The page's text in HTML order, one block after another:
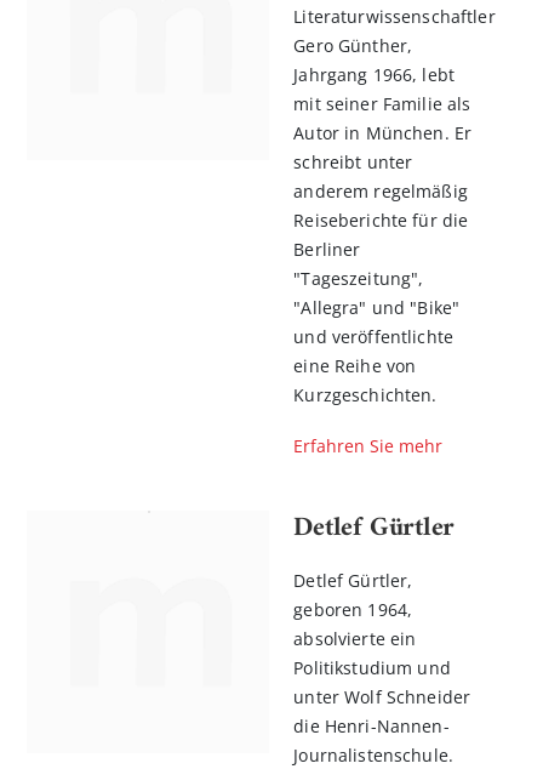
Literaturwissenschaftler
Gero Günther,
Jahrgang 1966, lebt
mit seiner Familie als
Autor in München. Er
schreibt unter
anderem regelmäßig
Reiseberichte für die
Berliner
"Tageszeitung",
"Allegra" und "Bike"
und veröffentlichte
eine Reihe von
Kurzgeschichten.
Erfahren Sie mehr
Detlef Gürtler
Detlef Gürtler,
geboren 1964,
absolvierte ein
Politikstudium und
unter Wolf Schneider
die Henri-Nannen-
Journalistenschule.